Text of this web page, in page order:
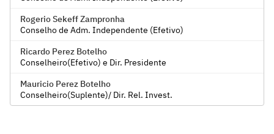
Rogerio Sekeff Zampronha
Conselho de Adm. Independente (Efetivo)
Ricardo Perez Botelho
Conselheiro(Efetivo) e Dir. Presidente
Mauricio Perez Botelho
Conselheiro(Suplente)/ Dir. Rel. Invest.